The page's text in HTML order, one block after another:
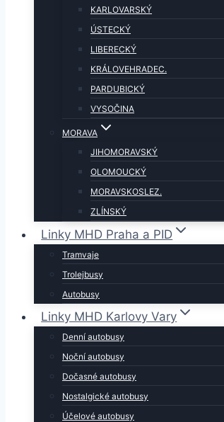
KARLOVARSKÝ
ÚSTECKÝ
LIBERECKÝ
KRÁLOVEHRADEC.
PARDUBICKÝ
VYSOČINA
MORAVA
JIHOMORAVSKÝ
OLOMOUCKÝ
MORAVSKOSLEZ.
ZLÍNSKÝ
Linky MHD Praha a PID
Tramvaje
Trolejbusy
Autobusy
Linky MHD Karlovy Vary
Denní autobusy
Noční autobusy
Dočasné autobusy
Nostalgické autobusy
Účelové autobusy